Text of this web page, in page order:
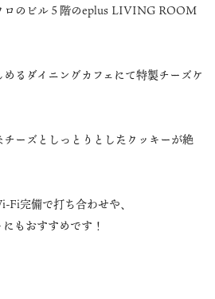
ロのビル５階のeplus LIVING ROOM
るダイニングカフェにて特製チーズケ
ーズとしっとりとしたクッキーが絶
完備で打ち合わせや、
もおすすめです！